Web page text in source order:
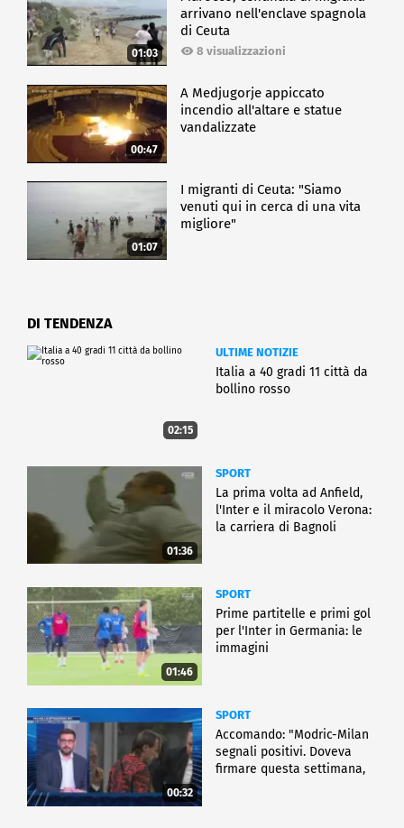
01:03
arrivano nell'enclave spagnola
di Ceuta
8 visualizzazioni
00:47
A Medjugorje appiccato
incendio all'altare e statue
vandalizzate
01:07
I migranti di Ceuta: "Siamo
venuti qui in cerca di una vita
migliore"
DI TENDENZA
02:15
ULTIME NOTIZIE
Italia a 40 gradi 11 città da
bollino rosso
01:36
SPORT
La prima volta ad Anfield,
l'Inter e il miracolo Verona:
la carriera di Bagnoli
01:46
SPORT
Prime partitelle e primi gol
per l'Inter in Germania: le
immagini
00:32
SPORT
Accomando: "Modric-Milan
segnali positivi. Doveva
firmare questa settimana,